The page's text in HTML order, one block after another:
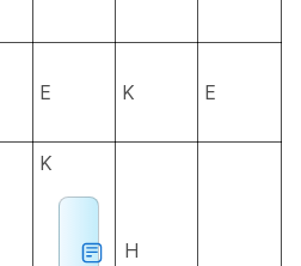
E K E
K
H